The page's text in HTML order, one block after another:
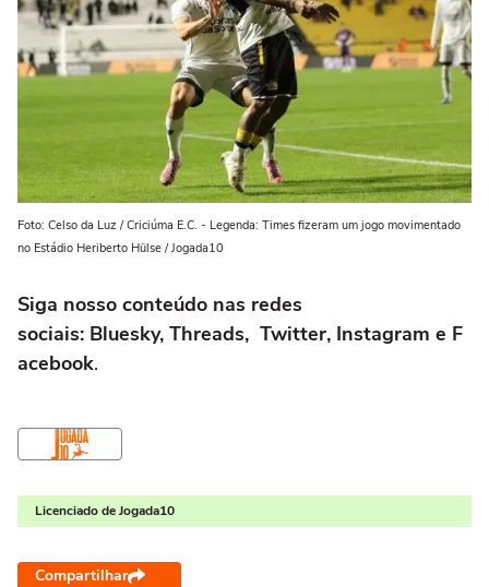
Foto: Celso da Luz / Criciúma E.C. - Legenda: Times fizeram um jogo movimentado
no Estádio Heriberto Hülse / Jogada10
Siga nosso conteúdo nas redes
sociais: Bluesky, Threads, Twitter, Instagram e F
acebook.
Licenciado de Jogada10
Compartilhar